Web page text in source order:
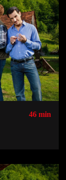
46 min